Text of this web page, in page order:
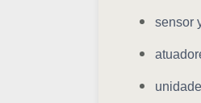
sensor